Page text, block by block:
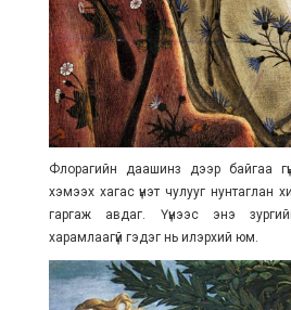
Флорагийн даашинз дээр байгаа
хэмээх хагас үнэт чулууг нунтаглан
гаргаж авдаг. Үүнээс энэ
харамлаагүй гэдэг нь илэрхий юм.